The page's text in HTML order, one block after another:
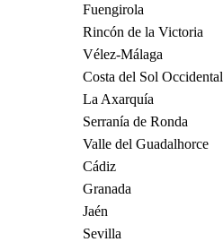
Fuengirola
Rincón de la Victoria
Vélez-Málaga
Costa del Sol Occidental
La Axarquía
Serranía de Ronda
Valle del Guadalhorce
Cádiz
Granada
Jaén
Sevilla